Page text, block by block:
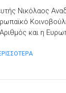
Νικόλαος
και η